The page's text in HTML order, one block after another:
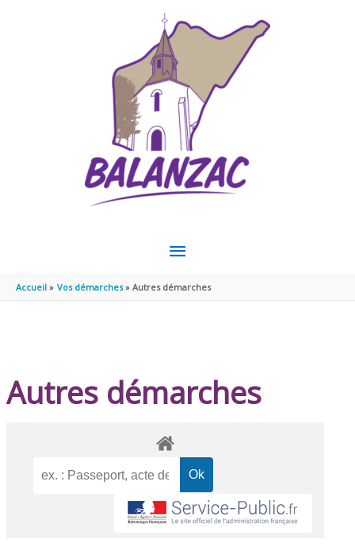
MENU
PRINCIPAL
Accueil Vos démarches Autres démarches
Autres démarches